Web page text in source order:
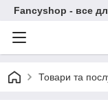
Fancyshop - все
Товари та